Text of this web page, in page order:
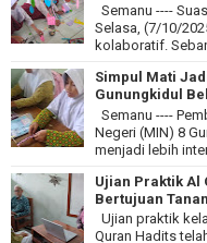
Semanu ----
Selasa, (7/10/
kolaboratif.
Simpul Mati
Gunungkidul
Semanu ----
Negeri (MIN) 8
menjadi lebih
Ujian Praktik Al
Bertujuan
Ujian praktik
Quran Hadits